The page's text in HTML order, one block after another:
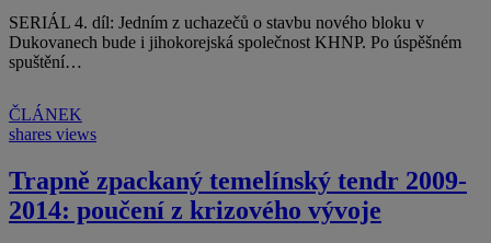
SERIÁL 4. díl: Jedním z uchazečů o stavbu nového bloku v
Dukovanech bude i jihokorejská společnost KHNP. Po úspěšném
spuštění…
ČLÁNEK
shares views
Trapně zpackaný temelínský tendr 2009-
2014: poučení z krizového vývoje